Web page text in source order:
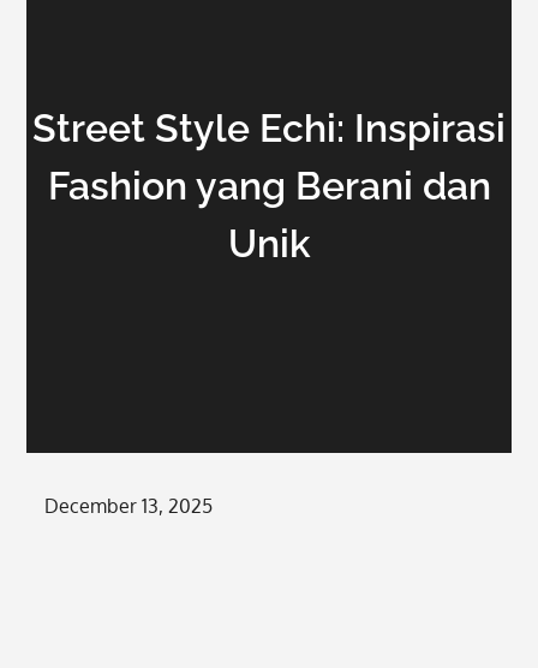
Street Style Echi: Inspirasi
Fashion yang Berani dan
Unik
Posted
December 13, 2025